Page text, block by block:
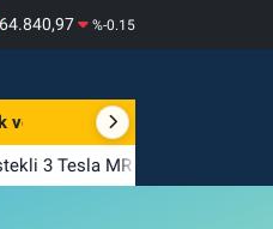
64.840,97 %-0.15
ve Güzellik
3 Tesla MR Hizmete Girdi